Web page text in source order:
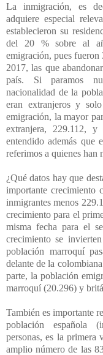
La inmigración, es
adquiere especial
establecieron su
del 20 % sobre al
emigración, pues fueron
2017, las que
país. Si paramos
nacionalidad de la
eran extranjeros y
emigración, la mayor
extranjera, 229.112,
entendido además que
referimos a quienes han
¿Qué datos hay que
importante crecimiento
inmigrantes menos
crecimiento para el
misma fecha para el
crecimiento se
población marroquí
delante de la
parte, la población
marroquí (20.296) y
También es importante
población española
personas, es la primera
amplio número de las